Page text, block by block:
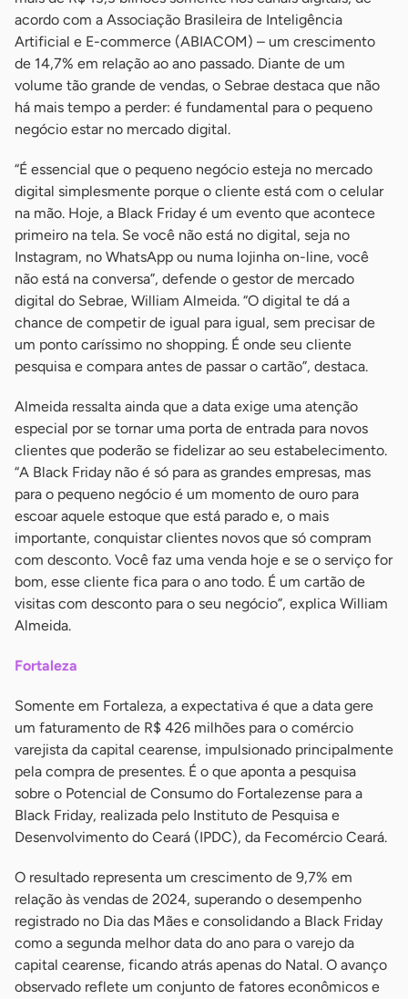
acordo com a Associação Brasileira de Inteligência
Artificial e E-commerce (ABIACOM) – um crescimento
de 14,7% em relação ao ano passado. Diante de um
volume tão grande de vendas, o Sebrae destaca que não
há mais tempo a perder: é fundamental para o pequeno
negócio estar no mercado digital.
“É essencial que o pequeno negócio esteja no mercado
digital simplesmente porque o cliente está com o celular
na mão. Hoje, a Black Friday é um evento que acontece
primeiro na tela. Se você não está no digital, seja no
Instagram, no WhatsApp ou numa lojinha on-line, você
não está na conversa”, defende o gestor de mercado
digital do Sebrae, William Almeida. “O digital te dá a
chance de competir de igual para igual, sem precisar de
um ponto caríssimo no shopping. É onde seu cliente
pesquisa e compara antes de passar o cartão”, destaca.
Almeida ressalta ainda que a data exige uma atenção
especial por se tornar uma porta de entrada para novos
clientes que poderão se fidelizar ao seu estabelecimento.
“A Black Friday não é só para as grandes empresas, mas
para o pequeno negócio é um momento de ouro para
escoar aquele estoque que está parado e, o mais
importante, conquistar clientes novos que só compram
com desconto. Você faz uma venda hoje e se o serviço for
bom, esse cliente fica para o ano todo. É um cartão de
visitas com desconto para o seu negócio”, explica William
Almeida.
Fortaleza
Somente em Fortaleza, a expectativa é que a data gere
um faturamento de R$ 426 milhões para o comércio
varejista da capital cearense, impulsionado principalmente
pela compra de presentes. É o que aponta a pesquisa
sobre o Potencial de Consumo do Fortalezense para a
Black Friday, realizada pelo Instituto de Pesquisa e
Desenvolvimento do Ceará (IPDC), da Fecomércio Ceará.
O resultado representa um crescimento de 9,7% em
relação às vendas de 2024, superando o desempenho
registrado no Dia das Mães e consolidando a Black Friday
como a segunda melhor data do ano para o varejo da
capital cearense, ficando atrás apenas do Natal. O avanço
observado reflete um conjunto de fatores econômicos e